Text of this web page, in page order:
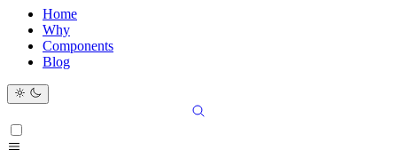
Home
Why
Components
Blog